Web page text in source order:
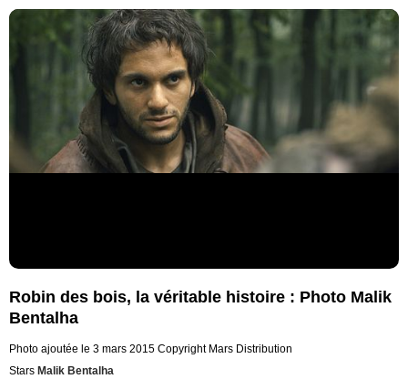
Robin des bois, la véritable histoire : Photo Malik
Bentalha
Photo ajoutée le 3 mars 2015 Copyright Mars Distribution
Stars Malik Bentalha